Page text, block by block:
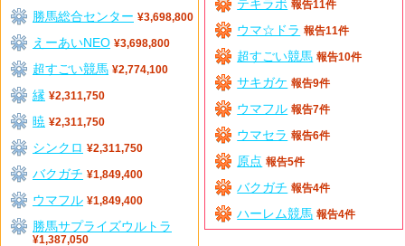
勝馬総合センター ¥3,698,800
えーあいNEO ¥3,698,800
超すごい競馬 ¥2,774,100
縁 ¥2,311,750
暁 ¥2,311,750
シンクロ ¥2,311,750
バクガチ ¥1,849,400
ウマフル ¥1,849,400
勝馬サプライズウルトラ
¥1,387,050
テキラボ 報告11件
ウマ☆ドラ 報告11件
超すごい競馬 報告10件
サキガケ 報告9件
ウマフル 報告7件
ウマセラ 報告6件
原点 報告5件
バクガチ 報告4件
ハーレム競馬 報告4件